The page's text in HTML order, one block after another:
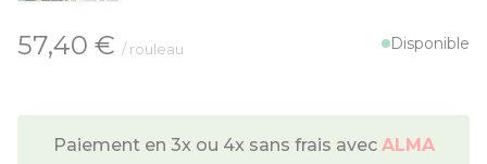
À partir de:
57,40 € / rouleau Disponible
Paiement en 3x ou 4x sans frais avec ALMA